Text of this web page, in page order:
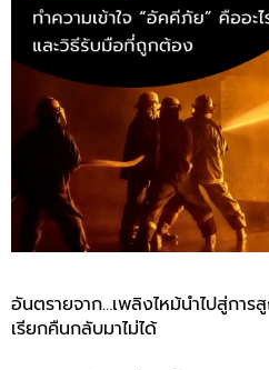
อันตรายจาก…เพลิงไหม้นำไปสู่กา
เรียกคืนกลับมาไม่ได้